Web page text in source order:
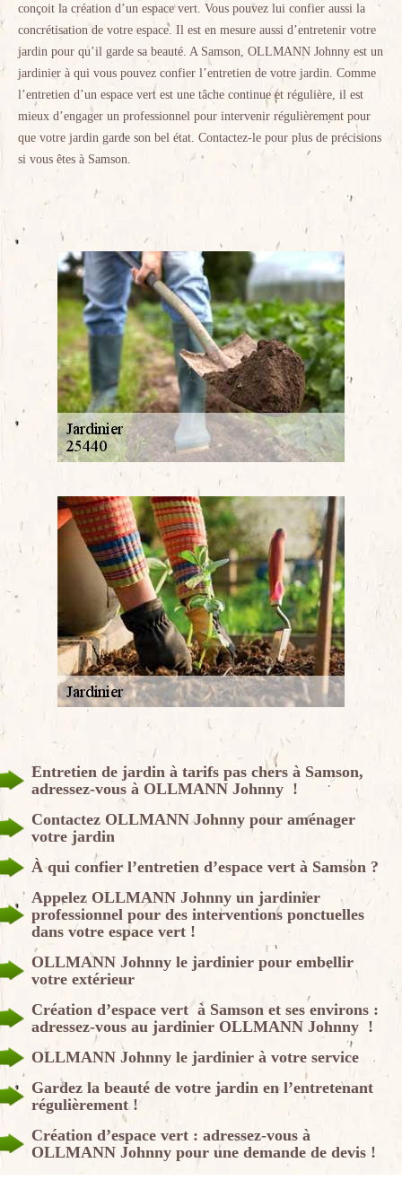
conçoit la création d’un espace vert. Vous pouvez lui confier aussi la
concrétisation de votre espace. Il est en mesure aussi d’entretenir votre
jardin pour qu’il garde sa beauté. A Samson, OLLMANN Johnny est un
jardinier à qui vous pouvez confier l’entretien de votre jardin. Comme
l’entretien d’un espace vert est une tâche continue et régulière, il est
mieux d’engager un professionnel pour intervenir régulièrement pour
que votre jardin garde son bel état. Contactez-le pour plus de précisions
si vous êtes à Samson.
Entretien de jardin à tarifs pas chers à Samson,
adressez-vous à OLLMANN Johnny !
Contactez OLLMANN Johnny pour aménager
votre jardin
À qui confier l’entretien d’espace vert à Samson ?
Appelez OLLMANN Johnny un jardinier
professionnel pour des interventions ponctuelles
dans votre espace vert !
OLLMANN Johnny le jardinier pour embellir
votre extérieur
Création d’espace vert à Samson et ses environs :
adressez-vous au jardinier OLLMANN Johnny !
OLLMANN Johnny le jardinier à votre service
Gardez la beauté de votre jardin en l’entretenant
régulièrement !
Création d’espace vert : adressez-vous à
OLLMANN Johnny pour une demande de devis !